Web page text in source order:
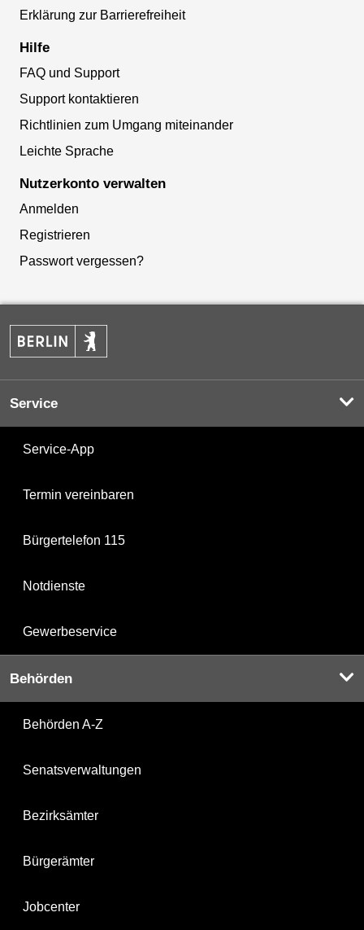
Erklärung zur Barrierefreiheit
Hilfe
FAQ und Support
Support kontaktieren
Richtlinien zum Umgang miteinander
Leichte Sprache
Nutzerkonto verwalten
Anmelden
Registrieren
Passwort vergessen?
Service
Service-App
Termin vereinbaren
Bürgertelefon 115
Notdienste
Gewerbeservice
Behörden
Behörden A-Z
Senatsverwaltungen
Bezirksämter
Bürgerämter
Jobcenter